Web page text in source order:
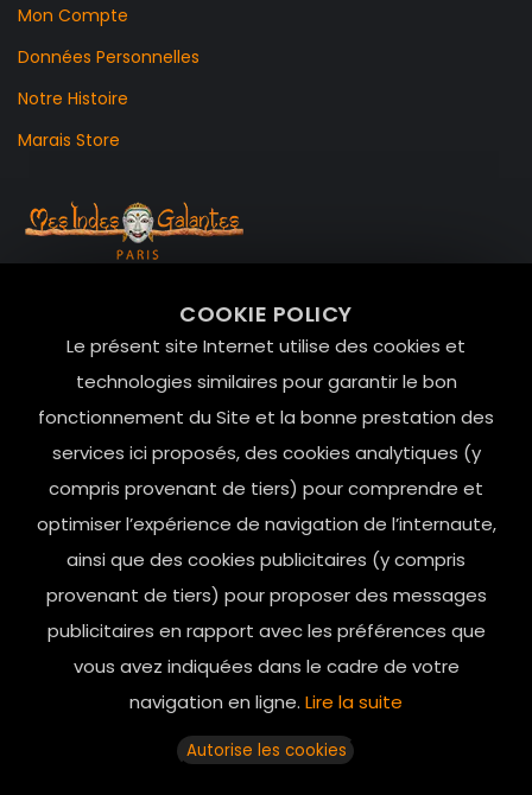
COOKIE POLICY
Le présent site Internet utilise des cookies et
technologies similaires pour garantir le bon
fonctionnement du Site et la bonne prestation des
services ici proposés, des cookies analytiques (y
compris provenant de tiers) pour comprendre et
optimiser l’expérience de navigation de l’internaute,
ainsi que des cookies publicitaires (y compris
provenant de tiers) pour proposer des messages
publicitaires en rapport avec les préférences que
vous avez indiquées dans le cadre de votre
navigation en ligne. Lire la suite
Autorise les cookies
Mon Compte
Données Personnelles
Notre Histoire
Marais Store
Le Marais, 75004 Paris
contact@mesindesgalantes.com
01.42.72.42.51
Horaires d’ouverture: 11h - 19h30 Du lundi au dimanche